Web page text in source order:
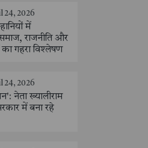
24, 2026
में
राजनीति और
गहरा विश्लेषण
24, 2026
नेता ख्यालीराम
में बना रहे